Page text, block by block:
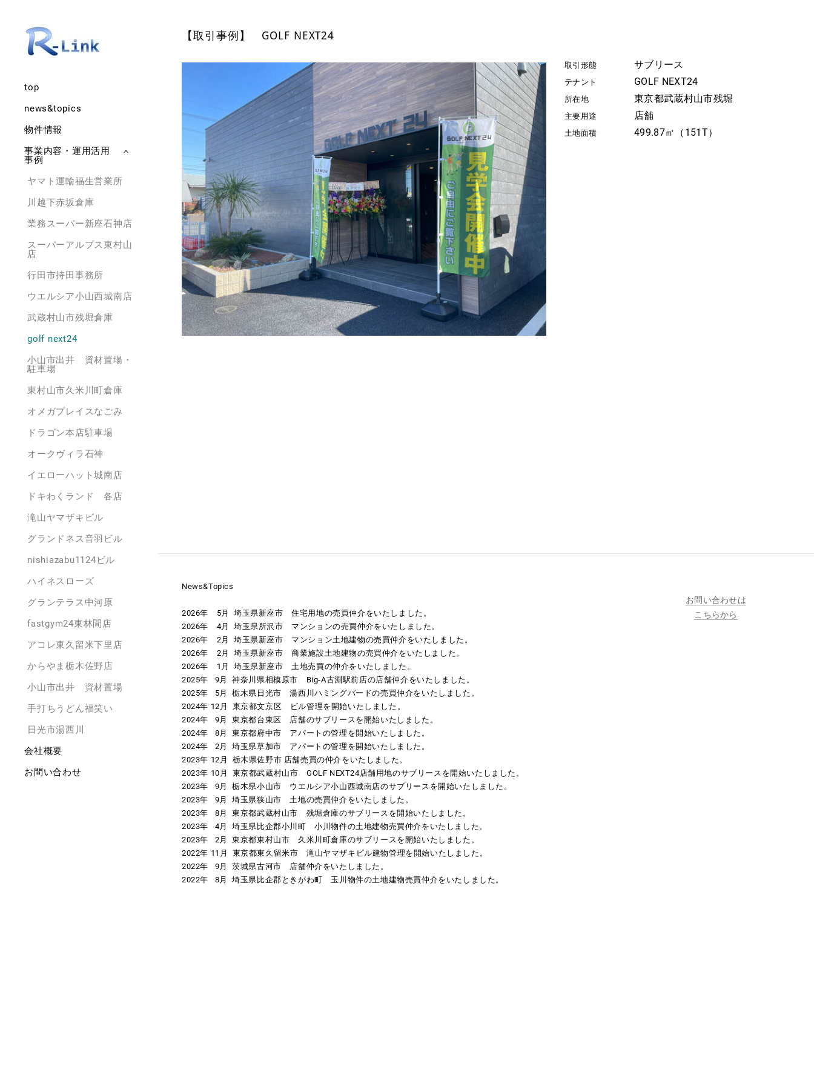
top
news&topics
物件情報
事業内容・運用活用
事例
ヤマト運輸福生営業所
川越下赤坂倉庫
業務スーパー新座石神店
スーパーアルプス東村山
店
行田市持田事務所
ウエルシア小山西城南店
武蔵村山市残堀倉庫
golf next24
小山市出井 資材置場・
駐車場
東村山市久米川町倉庫
オメガプレイスなごみ
ドラゴン本店駐車場
オークヴィラ石神
イエローハット城南店
ドキわくランド 各店
滝山ヤマザキビル
グランドネス音羽ビル
nishiazabu1124ビル
ハイネスローズ
グランテラス中河原
fastgym24東林間店
アコレ東久留米下里店
からやま栃木佐野店
小山市出井 資材置場
手打ちうどん福笑い
日光市湯西川
会社概要
お問い合わせ
【取引事例】 GOLF NEXT24
取引形態
テナント
所在地
主要用途
土地面積
サブリース
GOLF NEXT24
東京都武蔵村山市残堀
店舗
499.87㎡（151T）
News&Topics
2026年 5月 埼玉県新座市 住宅用地の売買仲介をいたしました。
2026年 4月 埼玉県所沢市 マンションの売買仲介をいたしました。
2026年 2月 埼玉県新座市 マンション土地建物の売買仲介をいたしました。
2026年 2月 埼玉県新座市 商業施設土地建物の売買仲介をいたしました。
2026年 1月 埼玉県新座市 土地売買の仲介をいたしました。
2025年 9月 神奈川県相模原市 Big-A古淵駅前店の店舗仲介をいたしました。
2025年 5月 栃木県日光市湯西川ハミングバードの売買仲介をいたしました。
2024年 12月 東京都文京区
ビル管理を開始いたしました。
​2024年 9月 東京都台東区 店舗のサブリースを開始いたしました。
2024年 8月 東京都府中市 アパートの管理 を開始いたしました。
2024年 2月 埼玉県草加市 アパートの管理 を開始いたしました。
2023年 12月 栃木県佐野市 店舗売買の仲介をいたしました。
2023年 10月 東京都武蔵村山市 GOLF NEXT24店舗用地のサブリースを開始いたしました。
2023年 9月 栃木県小山市 ウエルシア小山西城南店のサブリースを開始いたしました。
2023年 9月 埼玉県狭山市 土地の売買仲介をいたしました。
​2023年 8月 東京都武蔵村山市 残堀倉庫のサブリースを開始いたしました。
2023年 4月 埼玉県比企郡小川町 小川物件の土地建物売買仲介をいたしました。
2023年 2月 東京都東村山市 久米川町倉庫のサブリースを開始いたしました。
2022年 11月 東京都東久留米市 滝山ヤマザキビル建物管理を開始いたしました。​​
2022年 9月 茨城県古河市 店舗仲介をいたしました。​​
2022年 8月 埼玉県比企郡ときがわ町 玉川物件の土地建物売買仲介をいたしました。
お問い合わせは
こちらから